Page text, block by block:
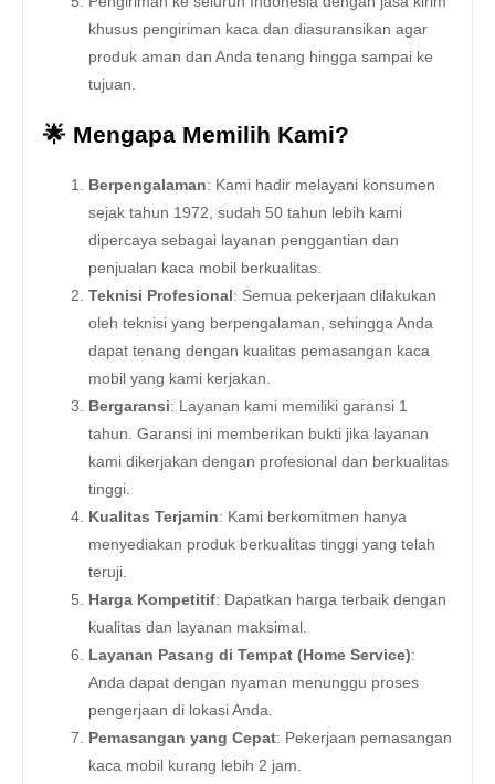
khusus pengiriman kaca dan diasuransikan agar
produk aman dan Anda tenang hingga sampai ke
tujuan.
🌟 Mengapa Memilih Kami?
Berpengalaman: Kami hadir melayani konsumen
sejak tahun 1972, sudah 50 tahun lebih kami
dipercaya sebagai layanan penggantian dan
penjualan kaca mobil berkualitas.
Teknisi Profesional : Semua pekerjaan dilakukan
oleh teknisi yang berpengalaman, sehingga Anda
dapat tenang dengan kualitas pemasangan kaca
mobil yang kami kerjakan.
Bergaransi: Layanan kami memiliki garansi 1
tahun. Garansi ini memberikan bukti jika layanan
kami dikerjakan dengan profesional dan berkualitas
tinggi.
Kualitas Terjamin: Kami berkomitmen hanya
menyediakan produk berkualitas tinggi yang telah
teruji.
Harga Kompetitif: Dapatkan harga terbaik dengan
kualitas dan layanan maksimal.
Layanan Pasang di Tempat (Home Service):
Anda dapat dengan nyaman menunggu proses
pengerjaan di lokasi Anda.
Pemasangan yang Cepat: Pekerjaan pemasangan
kaca mobil kurang lebih 2 jam.